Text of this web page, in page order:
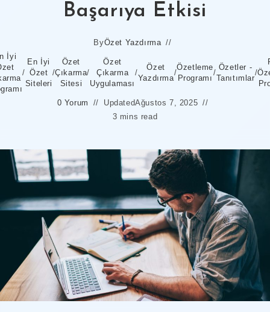
Başarıya Etkisi
ByÖzet Yazdırma
İyi
/
En İyi
Özet
Siteleri
/
Özet
Çıkarma
Sitesi
/
Özet
Çıkarma
Uygulaması
/
Özet
Yazdırma
/
Özetleme
Programı
/
Özetler -
Tanıtımlar
/
0 Yorum UpdatedAğustos 7, 2025
3 mins read